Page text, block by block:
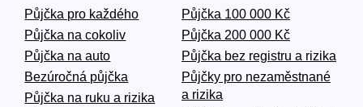
Půjčka pro každého
Půjčka na cokoliv
Půjčka na auto
Bezúročná půjčka
Půjčka na ruku a rizika
Půjčka 100 000 Kč
Půjčka 200 000 Kč
Půjčka bez registru a rizika
Půjčky pro nezaměstnané
a rizika